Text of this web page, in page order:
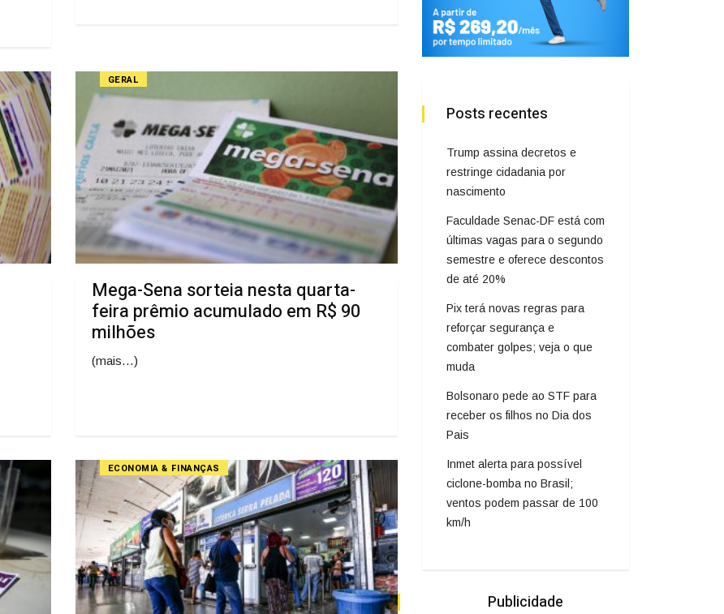
GERAL
Mega-Sena sorteia nesta quarta-
feira prêmio acumulado em R$ 90
milhões
(mais…)
ECONOMIA & FINANÇAS
Posts recentes
Trump assina decretos e
restringe cidadania por
nascimento
Faculdade Senac-DF está com
últimas vagas para o segundo
semestre e oferece descontos
de até 20%
Pix terá novas regras para
reforçar segurança e
combater golpes; veja o que
muda
Bolsonaro pede ao STF para
receber os filhos no Dia dos
Pais
Inmet alerta para possível
ciclone-bomba no Brasil;
ventos podem passar de 100
km/h
Publicidade